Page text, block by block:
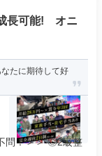
長可能! オニ
たに期待して好
問！＞＞ ◎2級整